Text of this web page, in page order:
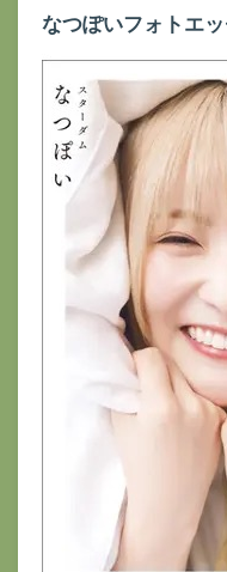
なつぽいフォトエ